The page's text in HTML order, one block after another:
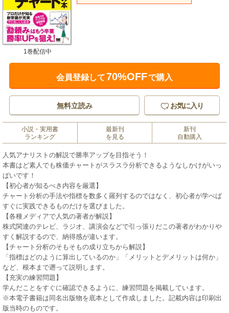
1巻配信中
会員登録して70%OFFで購入
無料立読み お気に入り
小説・実用書
ランキング
最新刊
を見る
新刊
自動購入
人気アナリストの解説で勝率アップを目指そう！
本書はど素人でも株価チャートがスラスラ分析できるようなしかけがいっ
ぱいです！
【初心者が知るべき内容を厳選】
チャート分析の手法や指標を数多く羅列するのではなく、初心者が学べば
すぐに実践できるものだけを選びました。
【各種メディアで人気の著者が解説】
株式関連のテレビ、ラジオ、講演会などで引っ張りだこの著者がわかりや
すく解説するので、納得感が違います。
【チャート分析のそもそもの成り立ちから解説】
「指標はどのように算出しているのか」「メリットとデメリットは何か」
など、根本まで遡って説明します。
【充実の練習問題】
学んだことをすぐに確認できるように、練習問題を掲載しています。
※本電子書籍は同名出版物を底本として作成しました。記載内容は印刷出
版当時のものです。